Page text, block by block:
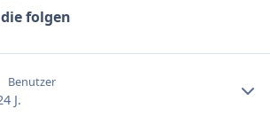
folgen
Benutzer
4 J.